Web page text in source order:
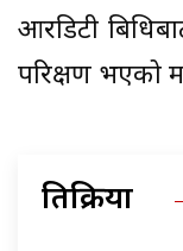
आरडिटी
परिक्षण भएको
प्रतिक्रिया